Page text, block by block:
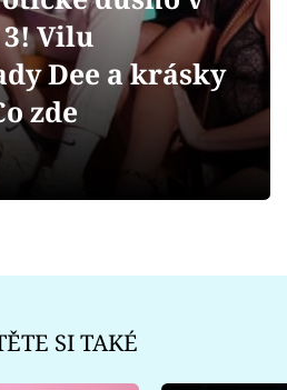
3! Vilu
Dee a krásky
zde
SI TAKÉ